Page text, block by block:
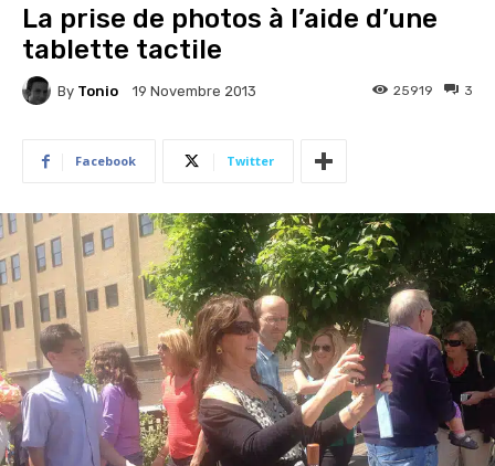
La prise de photos à l’aide d’une
tablette tactile
By Tonio 19 Novembre 2013 3
25919
Facebook Twitter